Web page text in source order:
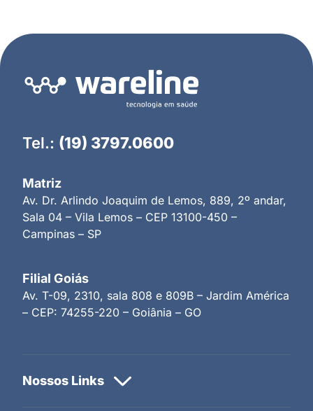
Tel.: (19) 3797.0600
Matriz
Av. Dr. Arlindo Joaquim de Lemos, 889, 2º andar,
Sala 04 – Vila Lemos – CEP 13100-450 –
Campinas – SP
Filial Goiás
Av. T-09, 2310, sala 808 e 809B – Jardim América
– CEP: 74255-220 – Goiânia – GO